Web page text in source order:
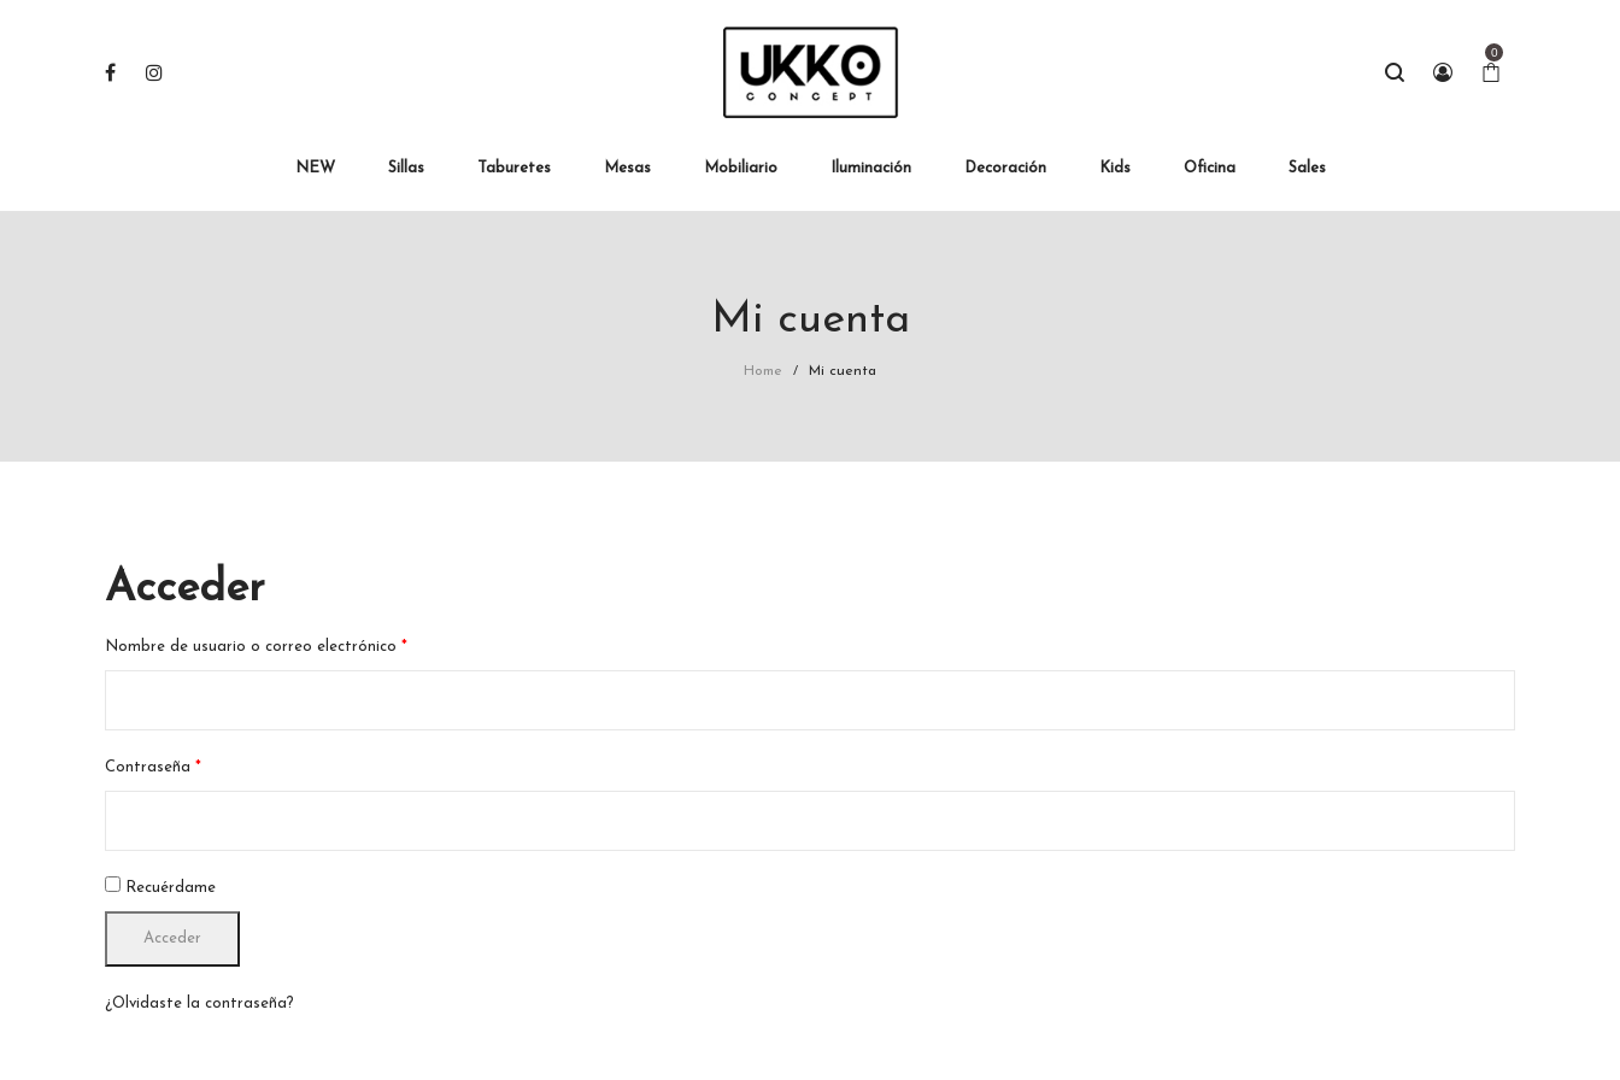
0
NEW Sillas Taburetes Mesas Mobiliario Iluminación Decoración Kids Oficina Sales
Mi cuenta
Home / Mi cuenta
Acceder
Nombre de usuario o correo electrónico *
Contraseña *
Recuérdame
Acceder
¿Olvidaste la contraseña?